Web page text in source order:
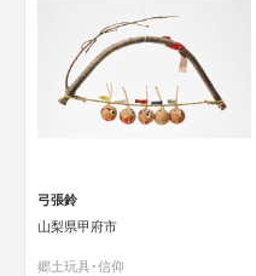
弓張鈴
山梨県甲府市
郷土玩具･信仰